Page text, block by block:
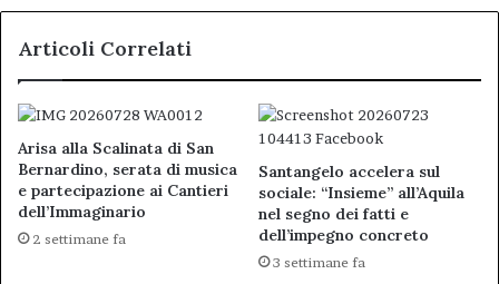
Articoli Correlati
Arisa alla Scalinata di San
Bernardino, serata di musica
e partecipazione ai Cantieri
dell’Immaginario
2 settimane fa
Santangelo accelera sul
sociale: “Insieme” all’Aquila
nel segno dei fatti e
dell’impegno concreto
3 settimane fa